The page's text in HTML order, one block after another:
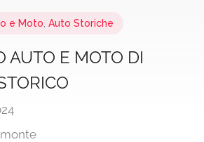
e Moto Auto Storiche
AUTO E MOTO DI